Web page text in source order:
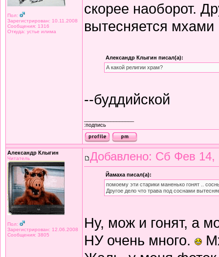
Пол:
Зарегистрирован: 10.11.2008
Сообщения: 1316
Откуда: устье илима
скорее наоборот.
вытесняется мхами
Александр Клыгин писал(а):
А какой религии храм?
--буддийской
:подпись
Александр Клыгин
Читатель
Пол:
Зарегистрирован: 12.06.2008
Сообщения: 3805
Добавлено: Сб Фев 14,
Йамаха писал(а):
помоему эти старики маненько гонят ..
Другое дело что трава под соснами
Ну, мож и гонят, а
НУ очень много.